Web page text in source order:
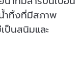
ำทิ้งที่มีสภาพ
ป็นสนิมและ